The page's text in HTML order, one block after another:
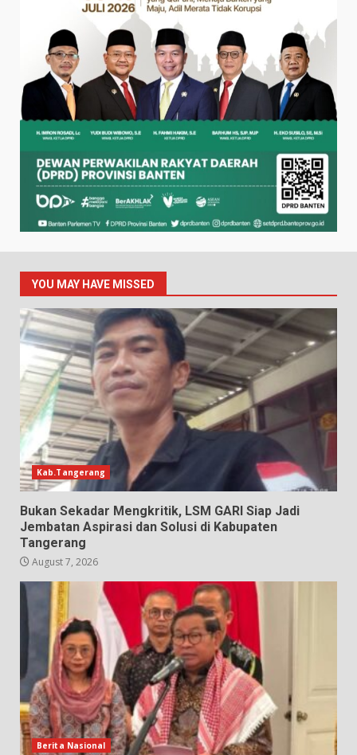
YOU MAY HAVE MISSED
Kab.Tangerang
Bukan Sekadar Mengkritik, LSM GARI Siap Jadi
Jembatan Aspirasi dan Solusi di Kabupaten
Tangerang
August 7, 2026
Berita Nasional